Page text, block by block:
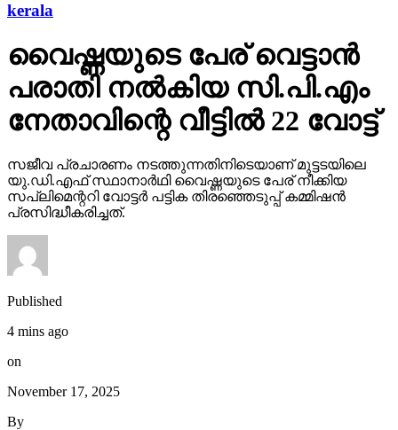
kerala
വൈഷ്ണയുടെ പേര് വെട്ടാന്‍
പരാതി നല്‍കിയ സി.പി.എം
നേതാവിന്റെ വീട്ടില്‍ 22 വോട്ട്
സജീവ പ്രചാരണം നടത്തുന്നതിനിടെയാണ് മുട്ടടയിലെ
യു.ഡി.എഫ് സ്ഥാനാര്‍ഥി വൈഷ്ണയുടെ പേര് നീക്കിയ
സപ്ലിമെന്ററി വോട്ടര്‍ പട്ടിക തിരഞ്ഞെടുപ്പ് കമ്മിഷന്‍
പ്രസിദ്ധീകരിച്ചത്.
Published
4 mins ago
on
November 17, 2025
By